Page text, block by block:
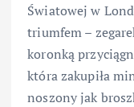
Światowej w
triumfem –
koronką
która zakupiła
noszony jak